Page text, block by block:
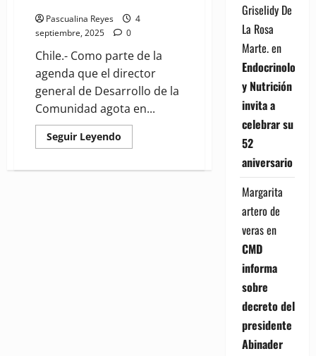
Pascualina Reyes
4
septiembre, 2025
0
Chile.- Como parte de la
agenda que el director
general de Desarrollo de la
Comunidad agota en...
Seguir Leyendo
more
de
Griselidy De
La Rosa
Marte.en
Endocrinología
y Nutrición
invita a
celebrar su
52
aniversario
Margarita
artero de
verasen
CMD
informa
sobre
decreto del
presidente
Abinader